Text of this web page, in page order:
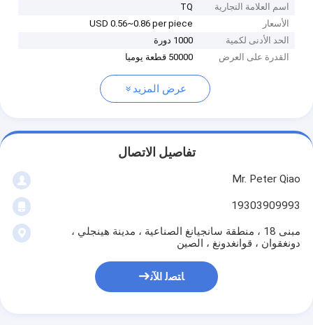
اسم العلامة التجارية
TQ
الأسعار
USD 0.56~0.86 per piece
الحد الأدنى لكمية
1000 دورة
القدرة على العرض
50000 قطعة يوميا
عرض المزيد
تفاصيل الاتصال
Mr. Peter Qiao
19303909993
مبنى 18 ، منطقة سانجيانغ الصناعية ، مدينة هينجلي ،
دونغقوان ، قوانغدونغ ، الصين
ﺎﺘﺼﻟ ﺍﻶﻧ